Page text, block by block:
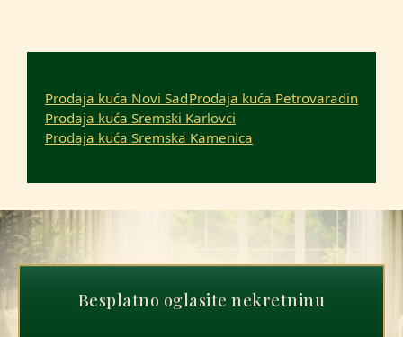
Prodaja kuća Novi SadProdaja kuća Petrovaradin
Prodaja kuća Sremski Karlovci
Prodaja kuća Sremska Kamenica
Besplatno oglasite nekretninu